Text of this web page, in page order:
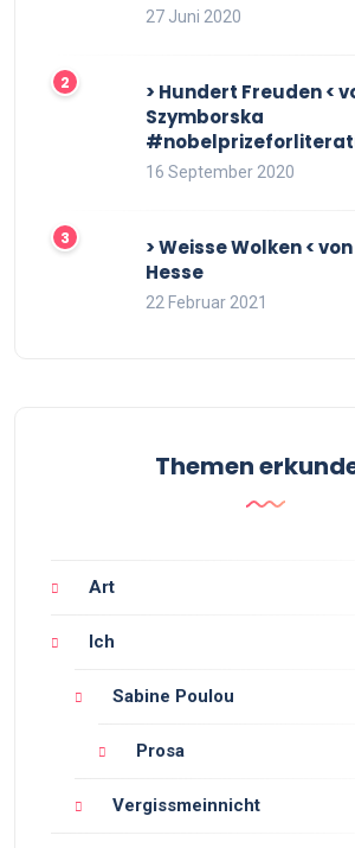
27 Juni 2020
> Hundert Freuden <
Szymborska
16 September 2020
> Weisse Wolken <
Hesse
22 Februar 2021
Themen
Art
Ich
Sabine Poulou
Prosa
Vergissmeinnicht